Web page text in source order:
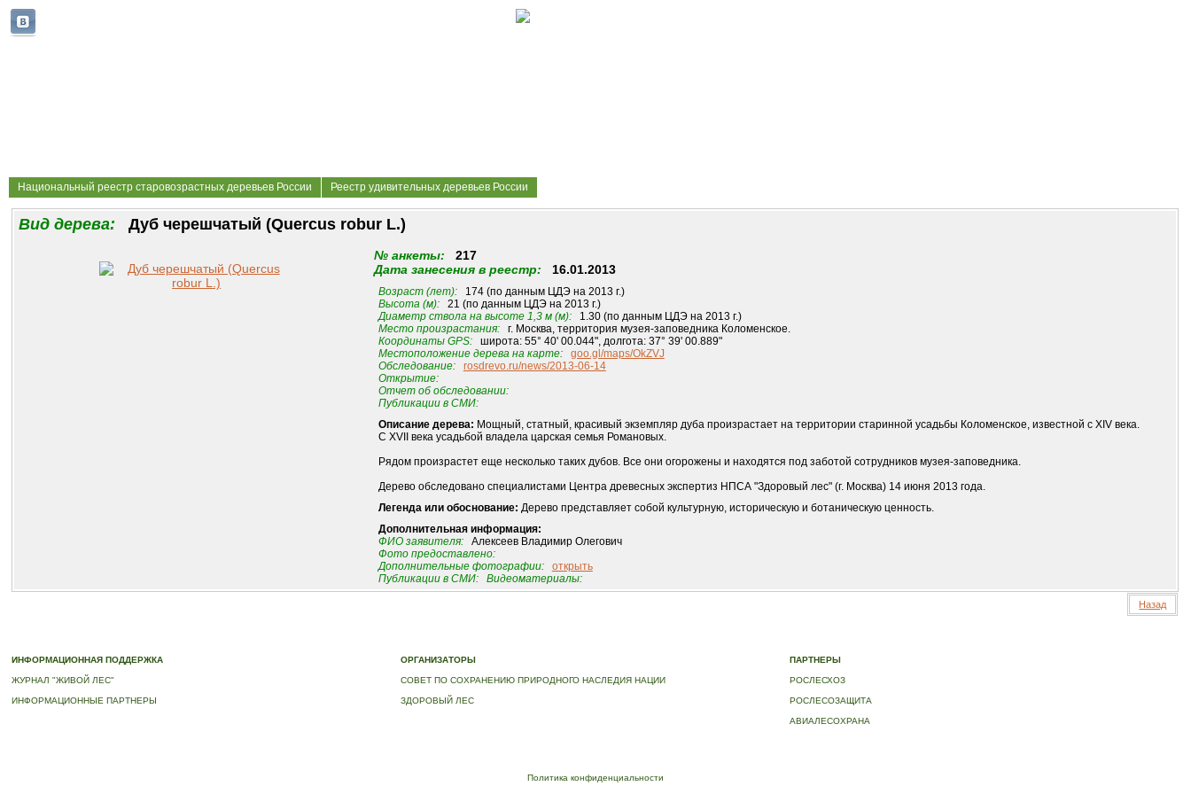
Национальный реестр старовозрастных деревьев России Реестр удивительных деревьев России
Вид дерева: Дуб черешчатый (Quercus robur L.)
№ анкеты: 217
Дата занесения в реестр: 16.01.2013
Возраст (лет):174 (по данным ЦДЭ на 2013 г.)
Высота (м):21 (по данным ЦДЭ на 2013 г.)
Диаметр ствола на высоте 1,3 м (м):1.30 (по данным ЦДЭ на 2013 г.)
Место произрастания:г. Москва, территория музея-заповедника Коломенское.
Координаты GPS:широта: 55° 40' 00.044", долгота: 37° 39' 00.889"
Местоположение дерева на карте:
goo.gl/maps/OkZVJ
Обследование:
rosdrevo.ru/news/2013-06-14
Открытие:
Отчет об обследовании:
Публикации в СМИ:
Описание дерева: Мощный, статный, красивый экземпляр дуба произрастает на территории старинной усадьбы Коломенское, известной с XIV века.
С XVII века усадьбой владела царская семья Романовых.
Рядом произрастет еще несколько таких дубов. Все они огорожены и находятся под заботой сотрудников музея-заповедника.
Дерево обследовано специалистами Центра древесных экспертиз НПСА "Здоровый лес" (г. Москва) 14 июня 2013 года.
Легенда или обоснование: Дерево представляет собой культурную, историческую и ботаническую ценность.
Дополнительная информация:
ФИО заявителя:Алексеев Владимир Олегович
Фото предоставлено:
Дополнительные фотографии:
открыть
Публикации в СМИ:
Видеоматериалы:
Назад
ИНФОРМАЦИОННАЯ ПОДДЕРЖКА
ЖУРНАЛ "ЖИВОЙ ЛЕС"
ИНФОРМАЦИОННЫЕ ПАРТНЕРЫ
ОРГАНИЗАТОРЫ
СОВЕТ ПО СОХРАНЕНИЮ ПРИРОДНОГО НАСЛЕДИЯ НАЦИИ
ЗДОРОВЫЙ ЛЕС
ПАРТНЕРЫ
РОСЛЕСХОЗ
РОСЛЕСОЗАЩИТА
АВИАЛЕСОХРАНА
Политика конфиденциальности